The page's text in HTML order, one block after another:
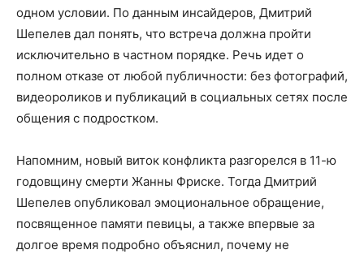
одном условии. По данным инсайдеров, Дмитрий
Шепелев дал понять, что встреча должна пройти
исключительно в частном порядке. Речь идет о
полном отказе от любой публичности: без фотографий,
видеороликов и публикаций в социальных сетях после
общения с подростком.
Напомним, новый виток конфликта разгорелся в 11-ю
годовщину смерти Жанны Фриске. Тогда Дмитрий
Шепелев опубликовал эмоциональное обращение,
посвященное памяти певицы, а также впервые за
долгое время подробно объяснил, почему не